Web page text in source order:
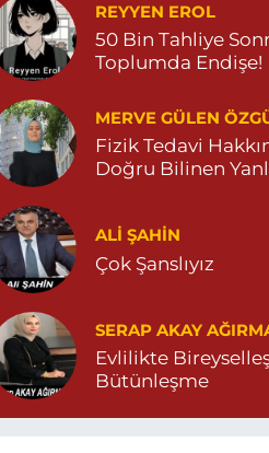
REYYEN EROL
50 Bin Tahliye
Toplumda Endişe!
MERVE GÜLEN
Fizik Tedavi
Doğru Bilinen
ALI ŞAHİN
Çok Şanslıyız
SERAP AKAY
Evlilikte
Bütünleşme